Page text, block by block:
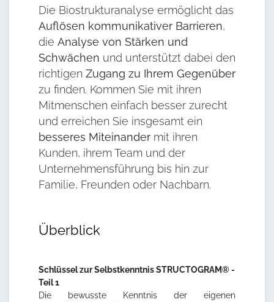
Die Biostrukturanalyse ermöglicht das
Auflösen kommunikativer Barrieren,
die Analyse von Stärken und
Schwächen und unterstützt dabei den
richtigen Zugang zu Ihrem Gegenüber
zu finden. Kommen Sie mit ihren
Mitmenschen einfach besser zurecht
und erreichen Sie insgesamt ein
besseres Miteinander mit ihren
Kunden, ihrem Team und der
Unternehmensführung bis hin zur
Familie, Freunden oder Nachbarn.
Überblick
Schlüssel zur Selbstkenntnis STRUCTOGRAM® -
Teil 1
Die bewusste Kenntnis der eigenen